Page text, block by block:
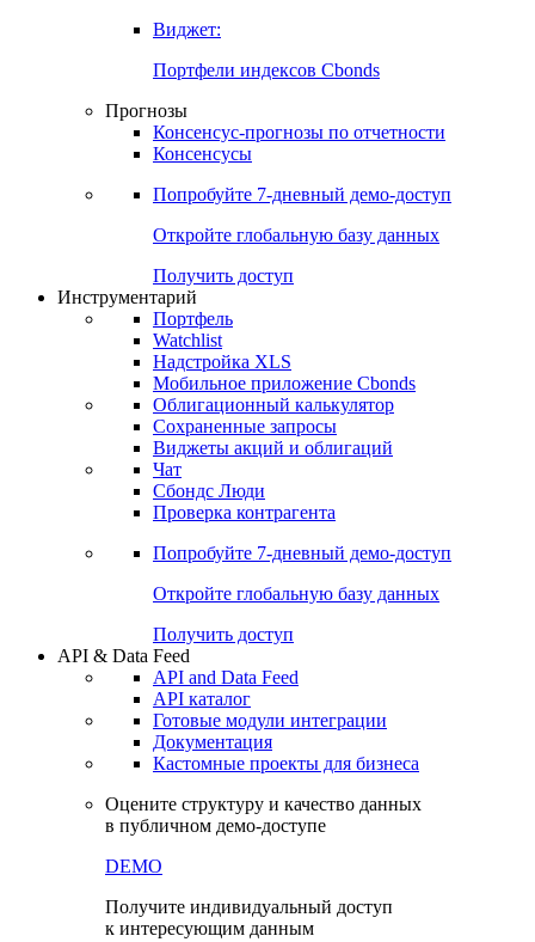
Виджет:
Портфели индексов Cbonds
Прогнозы
Консенсус-прогнозы по отчетности
Консенсусы
Попробуйте 7-дневный демо-доступ
Откройте глобальную базу данных
Получить доступ
Инструментарий
Портфель
Watchlist
Надстройка XLS
Мобильное приложение Cbonds
Облигационный калькулятор
Сохраненные запросы
Виджеты акций и облигаций
Чат
Сбондс Люди
Проверка контрагента
Попробуйте 7-дневный демо-доступ
Откройте глобальную базу данных
Получить доступ
API & Data Feed
API and Data Feed
API каталог
Готовые модули интеграции
Документация
Кастомные проекты для бизнеса
Оцените структуру и качество данных
в публичном демо-доступе
DEMO
Получите индивидуальный доступ
к интересующим данным